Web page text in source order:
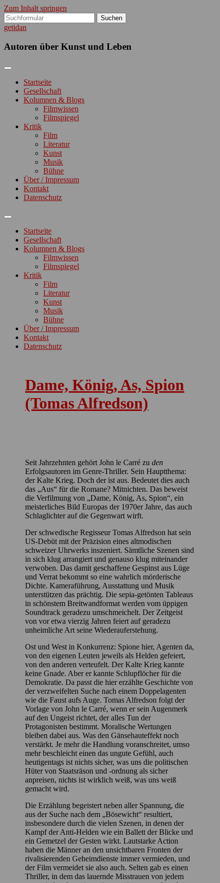
Zum Inhalt springen
Suchen
nach:
getidan
Autoren über Kunst und Leben
Startseite
Gesellschaft
Kolumnen & Blogs
Filmwissen
Filmspiegel
Kritik
Film
Literatur
Kunst
Musik
Bühne
Über / Impressum
Kontakt
Datenschutz
Suchfeld
ein-/ausblenden
Startseite
Gesellschaft
Kolumnen & Blogs
Filmwissen
Filmspiegel
Kritik
Film
Literatur
Kunst
Musik
Bühne
Über / Impressum
Kontakt
Datenschutz
Dame, König, As, Spion
(Tomas Alfredson)
Seit Jahrzehnten gehört John le Carré zuden
Erfolgsautoren im Genre-Thriller. Sein Hauptthema:
der Kalte Krieg. Doch der ist aus. Bedeutet dies auch
das „Aus“ für die Romane? Mitnichten. Das beweist
die Verfilmung von „Dame, König, As, Spion“, ein
meisterliches Bild Europas der 1970er Jahre, das auch
Schlaglichter auf die Gegenwart wirft.
Der schwedische Regisseur Tomas Alfredson hat sein
US-Debüt mit der Präzision eines altmodischen
schweizer Uhrwerks inszeniert. Sämtliche Szenen sind
in sich klug arrangiert und genauso klug miteinander
verwoben. Das damit geschaffene Gespinst aus Lüge
und Verrat bekommt so eine wahrlich mörderische
Dichte. Kameraführung, Ausstattung und Musik
unterstützen das prächtig. Die sepia-getönten Tableaus
in schönstemBreitwandformat werden vom üppigen
Soundtrack geradezu umschmeichelt. Der Zeitgeist
von vor etwa vierzig Jahren feiert auf geradezu
unheimliche Art seine Wiederauferstehung.
Ost und West in Konkurrenz: Spione hier, Agenten da,
von den eigenen Leuten jeweils als Helden gefeiert,
von den anderen verteufelt. Der Kalte Krieg kannte
keine Gnade. Aber er kannte Schlupflöcher für die
Demokratie. Da passt die hier erzählte Geschichte von
der verzweifelten Suche nach einem Doppelagenten
wie die Faust aufs Auge. Tomas Alfredson folgt der
Vorlage von John le Carré, wenn er sein Augenmerk
auf den Ungeist richtet, der alles Tun der
Protagonisten bestimmt. Moralische Wertungen
bleiben dabei aus. Was den Gänsehauteffekt noch
verstärkt. Je mehr die Handlung voranschreitet, umso
mehr beschleicht einen das ungute Gefühl, auch
heutigentags ist nichts sicher, was uns die politischen
Hüter von Staatsräson und -ordnung als sicher
anpreisen, nichts ist wirklich weiß, was uns weiß
gemacht wird.
Die Erzählung begeistert neben aller Spannung, die
aus der Suche nach dem „Bösewicht“ resultiert,
insbesondere durch die vielen Szenen, in denen der
Kampf der Anti-Helden wie ein Ballett der Blicke und
ein Gemetzel der Gesten wirkt. Lautstarke Action
haben die Männer an den unsichtbaren Fronten der
rivalisierenden Geheimdienste immer vermieden, und
der Film vermeidet sie also auch. Selten gab es einen
Thriller, in dem daslauernde Misstrauen von jedem